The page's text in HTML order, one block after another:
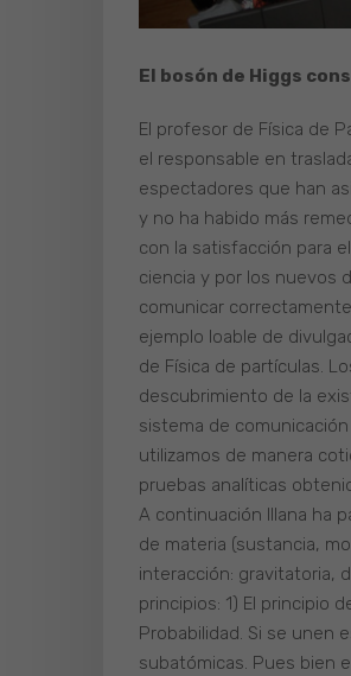
El bosón de Higgs
El profesor de Física de
el responsable en
espectadores que han
y no ha habido más
con la satisfacción para
ciencia y por los nuevos
comunicar
ejemplo loable de
de Física de partículas.
descubrimiento de la
sistema de
utilizamos de manera
pruebas analíticas
A continuación Illana ha
de materia (sustancia,
interacción: gravitatoria,
principios: 1) El principio
Probabilidad. Si se unen
subatómicas. Pues bien